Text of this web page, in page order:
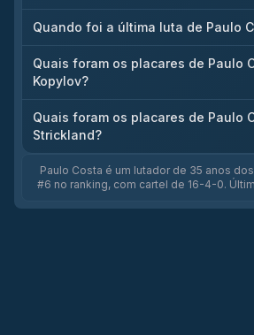
Quando foi a última luta de Paulo
Quais foram os placares de Paulo
Kopylov?
Quais foram os placares de Paulo
Strickland?
Paulo Costa é um lutador de 35 anos
#6 no ranking, com cartel de 16-4-0.